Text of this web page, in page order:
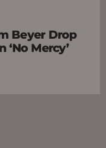
Beyer Drop
‘No Mercy’